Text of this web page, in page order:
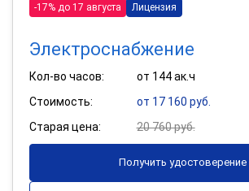
-17% до 17 августа Лицензия
Электроснабжение
Кол-во часов:
от 144 ак.ч
Стоимость:
от 17 160 руб.
Старая цена:
20 760 руб.
Получить удостоверение